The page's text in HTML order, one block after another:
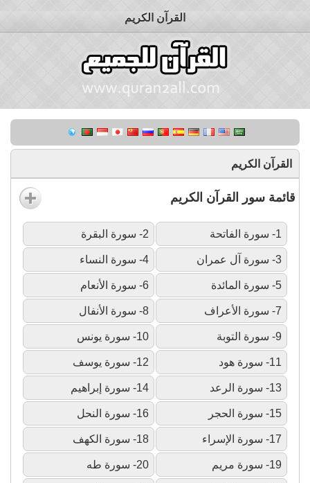
القرآن الكريم
القرآن الكريم
قائمة سور القرآن الكريم
1- سورة الفاتحة 2- سورة البقرة
3- سورة آل عمران 4- سورة النساء
5- سورة المائدة 6- سورة الأنعام
7- سورة الأعراف 8- سورة الأنفال
9- سورة التوبة 10- سورة يونس
11- سورة هود 12- سورة يوسف
13- سورة الرعد 14- سورة إبراهيم
15- سورة الحجر 16- سورة النحل
17- سورة الإسراء 18- سورة الكهف
19- سورة مريم 20- سورة طه